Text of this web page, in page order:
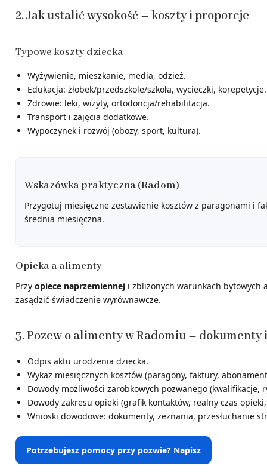
2. Jak ustalić wysokość – koszty i proporcje
Typowe koszty dziecka
Wyżywienie, mieszkanie, media, odzież.
Edukacja: żłobek/przedszkole/szkoła, wycieczki, korepetycje.
Zdrowie: leki, wizyty, ortodoncja/rehabilitacja.
Transport i zajęcia dodatkowe.
Wypoczynek i rozwój (obozy, sport, kultura).
Wskazówka praktyczna (Radom)
Przygotuj miesięczne zestawienie kosztów z paragonami i
średnia miesięczna.
Opieka a alimenty
Przy opiece naprzemiennej i zbliżonych warunkach bytowych
zasądzić świadczenie wyrównawcze.
3. Pozew o alimenty w Radomiu – dokumenty
Odpis aktu urodzenia dziecka.
Wykaz miesięcznych kosztów (paragony, faktury,
Dowody możliwości zarobkowych pozwanego (kwalifikacje,
Dowody zakresu opieki (grafik kontaktów, realny czas
Wnioski dowodowe: dokumenty, zeznania, przesłuchanie
Potrzebujesz pomocy przy pozwie? Napisz